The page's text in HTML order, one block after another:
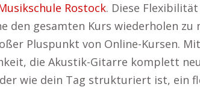
Rostock. Diese
den gesamten Kurs wiederholen zu
Pluspunkt von Online-Kursen.
die Akustik-Gitarre komplett
wie dein Tag strukturiert ist, ein